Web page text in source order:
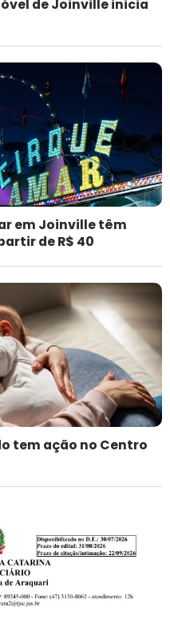
de Joinville inicia
em Joinville têm
de R$ 40
tem ação no Centro